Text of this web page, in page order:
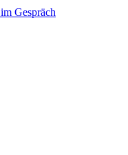
Gespräch